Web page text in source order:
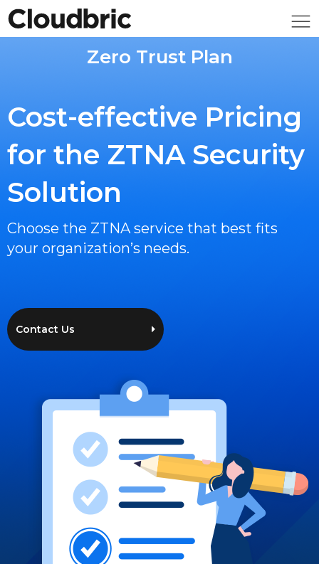
Zero Trust Plan
Cost-effective Pricing
for the ZTNA Security
Solution
Choose the ZTNA service that best fits
your organization’s needs.
Contact Us